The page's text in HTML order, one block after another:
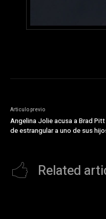
Articulo previo
Angelina Jolie acusa a Brad Pitt
de estrangular a uno de sus
Related